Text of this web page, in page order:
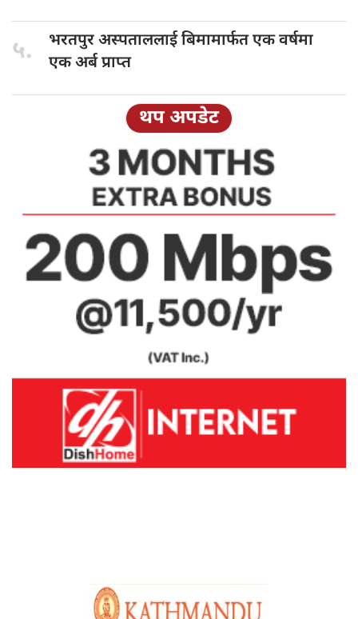
५. भरतपुर अस्पताललाईबिमामार्फत एक वर्षमा
एक अर्ब प्राप्त
थप अपडेट